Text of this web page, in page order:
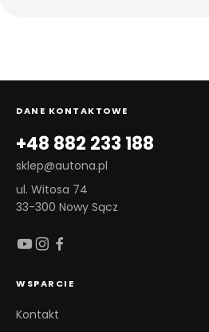
DANE KONTAKTOWE
+48 882 233 188
sklep@autona.pl
ul. Witosa 74
33-300 Nowy Sącz
WSPARCIE
Kontakt